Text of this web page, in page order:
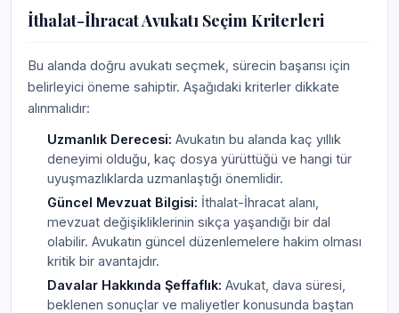
İthalat-İhracat Avukatı Seçim Kriterleri
Bu alanda doğru avukatı seçmek, sürecin başarısı için
belirleyici öneme sahiptir. Aşağıdaki kriterler dikkate
alınmalıdır:
Uzmanlık Derecesi: Avukatın bu alanda kaç yıllık
deneyimi olduğu, kaç dosya yürüttüğü ve hangi tür
uyuşmazlıklarda uzmanlaştığı önemlidir.
Güncel Mevzuat Bilgisi: İthalat-İhracat alanı,
mevzuat değişikliklerinin sıkça yaşandığı bir dal
olabilir. Avukatın güncel düzenlemelere hakim olması
kritik bir avantajdır.
Davalar Hakkında Şeffaflık: Avukat, dava süresi,
beklenen sonuçlar ve maliyetler konusunda baştan